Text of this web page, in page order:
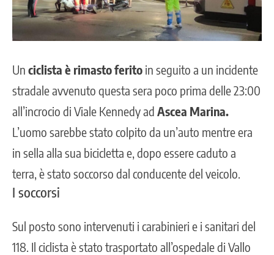
Un ciclista è rimasto ferito in seguito a un incidente
stradale avvenuto questa sera poco prima delle 23:00
all’incrocio di Viale Kennedy ad Ascea Marina.
L’uomo sarebbe stato colpito da un’auto mentre era
in sella alla sua bicicletta e, dopo essere caduto a
terra, è stato soccorso dal conducente del veicolo.
I soccorsi
Sul posto sono intervenuti i carabinieri e i sanitari del
118. Il ciclista è stato trasportato all’ospedale di Vallo